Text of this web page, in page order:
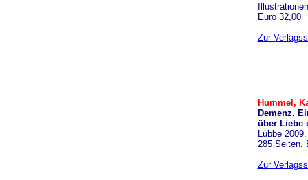
Euro 32,00
Zur
Hummel,
Demenz.
über Liebe
Lübbe
285 Seiten.
Zur